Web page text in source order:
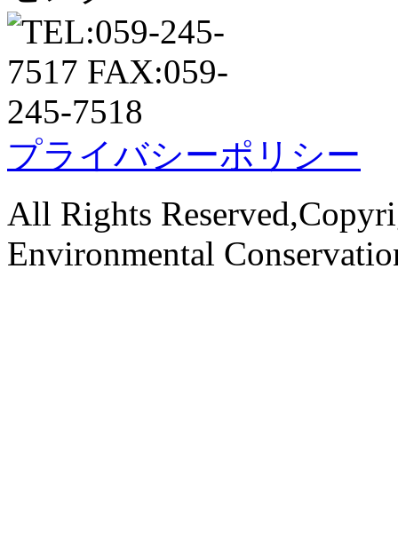
プライバシーポリシー
All Rights
Environmental